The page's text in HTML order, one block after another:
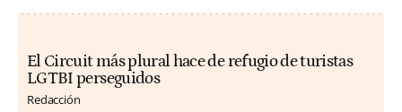
El Circuit más plural hace de refugio de turistas
LGTBI perseguidos
Redacción